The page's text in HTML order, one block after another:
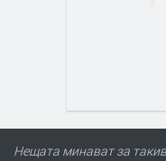
Нещата минават за